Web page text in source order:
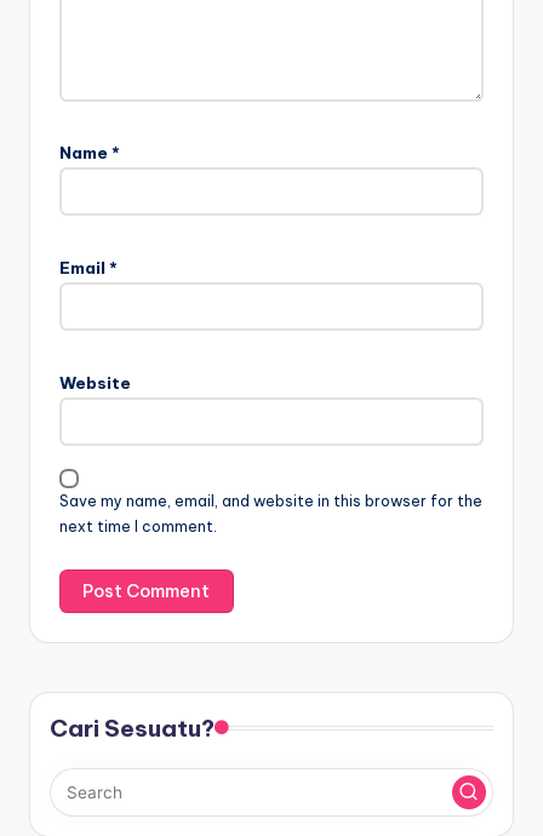
Name *
Email *
Website
Save my name, email, and website in this browser for the
next time I comment.
Cari Sesuatu?